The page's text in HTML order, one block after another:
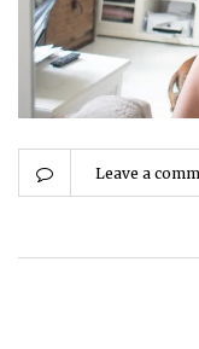
Leave a